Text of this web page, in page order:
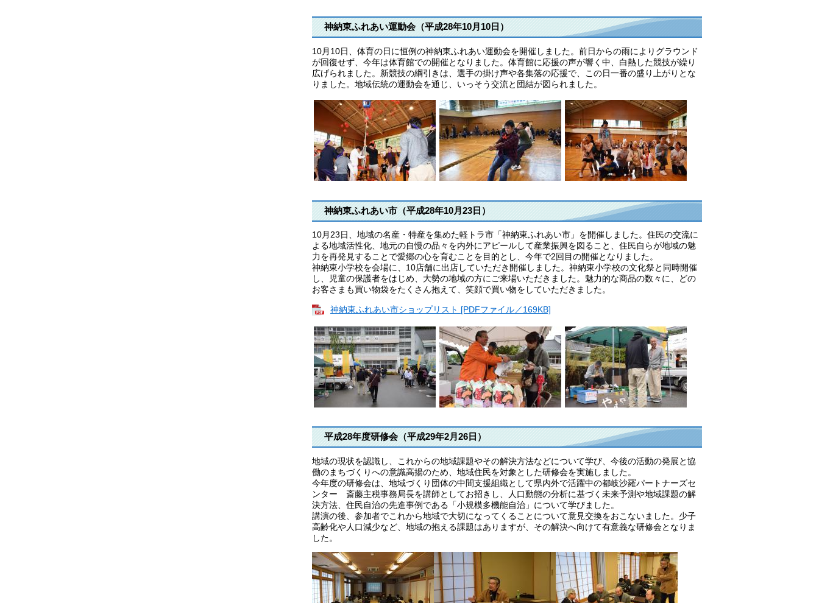
神納東ふれあい運動会（平成28年10月10日）
10月10日、体育の日に恒例の神納東ふれあい運動会を開催しました。前日からの雨によりグラウンド
が回復せず、今年は体育館での開催となりました。体育館に応援の声が響く中、白熱した競技が繰り
広げられました。新競技の綱引きは、選手の掛け声や各集落の応援で、この日一番の盛り上がりとな
りました。地域伝統の運動会を通じ、いっそう交流と団結が図られました。
神納東ふれあい市（平成28年10月23日）
10月23日、地域の名産・特産を集めた軽トラ市「神納東ふれあい市」を開催しました。住民の交流に
よる地域活性化、地元の自慢の品々を内外にアピールして産業振興を図ること、住民自らが地域の魅
力を再発見することで愛郷の心を育むことを目的とし、今年で2回目の開催となりました。
神納東小学校を会場に、10店舗に出店していただき開催しました。神納東小学校の文化祭と同時開催
し、児童の保護者をはじめ、大勢の地域の方にご来場いただきました。魅力的な商品の数々に、どの
お客さまも買い物袋をたくさん抱えて、笑顔で買い物をしていただきました。
神納東ふれあい市ショップリスト [PDFファイル／169KB]
平成28年度研修会（平成29年2月26日）
地域の現状を認識し、これからの地域課題やその解決方法などについて学び、今後の活動の発展と協
働のまちづくりへの意識高揚のため、地域住民を対象とした研修会を実施しました。
今年度の研修会は、地域づくり団体の中間支援組織として県内外で活躍中の都岐沙羅パートナーズセ
ンター 斎藤主税事務局長を講師としてお招きし、人口動態の分析に基づく未来予測や地域課題の解
決方法、住民自治の先進事例である「小規模多機能自治」について学びました。
講演の後、参加者でこれから地域で大切になってくることについて意見交換をおこないました。少子
高齢化や人口減少など、地域の抱える課題はありますが、その解決へ向けて有意義な研修会となりま
した。